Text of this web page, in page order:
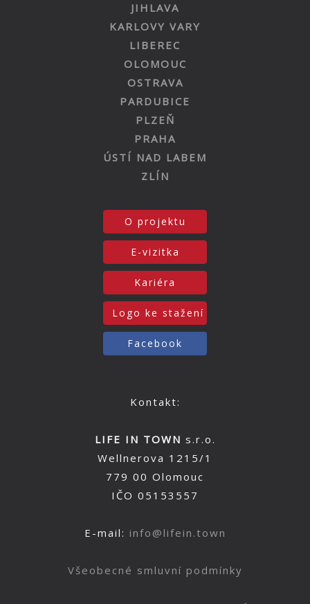
JIHLAVA
KARLOVY VARY
LIBEREC
OLOMOUC
OSTRAVA
PARDUBICE
PLZEŇ
PRAHA
ÚSTÍ NAD LABEM
ZLÍN
O projektu
E-vizitka
Kariéra
Logo ke stažení
Facebook
Kontakt:
LIFE IN TOWN s.r.o.
Wellnerova 1215/1
779 00 Olomouc
IČO 05153557
E-mail: info@lifein.town
Všeobecné smluvní podmínky